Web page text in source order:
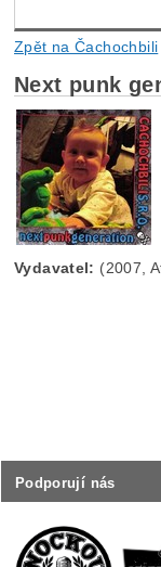
Podporují nás
Zpět na Čachochbili
Next punk
Vydavatel: (2007,